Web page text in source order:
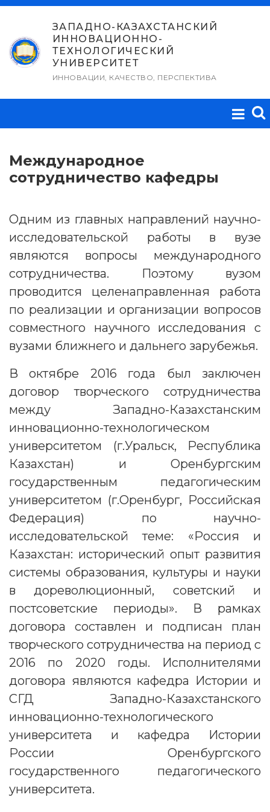
Перейти
содержимому
ЗАПАДНО-КАЗАХСТАНСКИЙ
ИННОВАЦИОННО-
ТЕХНОЛОГИЧЕСКИЙ
УНИВЕРСИТЕТ
ИННОВАЦИИ, КАЧЕСТВО, ПЕРСПЕКТИВА
Международное
сотрудничество кафедры
Одним из главных направлений научно-
исследовательской работы в вузе
являются вопросы международного
сотрудничества. Поэтому вузом
проводится целенаправленная работа
по реализации и организации вопросов
совместного научного исследования с
вузами ближнего и дальнего зарубежья.
В октябре 2016 года был заключен
договор творческого сотрудничества
между Западно-Казахстанским
инновационно-технологическом
университетом (г.Уральск, Республика
Казахстан) и Оренбургским
государственным педагогическим
университетом (г.Оренбург, Российская
Федерация) по научно-
исследовательской теме: «Россия и
Казахстан: исторический опыт развития
системы образования, культуры и науки
в дореволюционный, советский и
постсоветские периоды». В рамках
договора составлен и подписан план
творческого сотрудничества на период с
2016 по 2020 годы. Исполнителями
договора являются кафедра Истории и
СГД Западно-Казахстанского
инновационно-технологического
университета и кафедра Истории
России Оренбургского
государственного педагогического
университета.